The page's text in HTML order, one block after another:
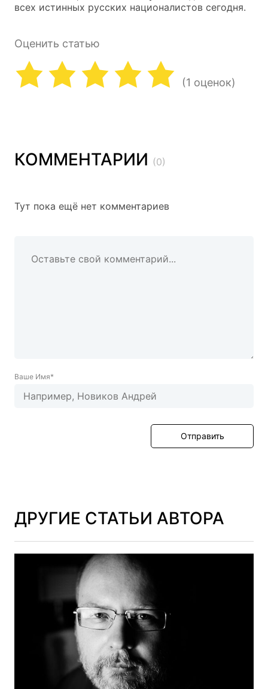
всех истинных русских националистов сегодня.
Оценить статью
(1 оценок)
КОММЕНТАРИИ (0)
Тут пока ещё нет комментариев
Ваше Имя*
Отправить
ДРУГИЕ СТАТЬИ АВТОРА